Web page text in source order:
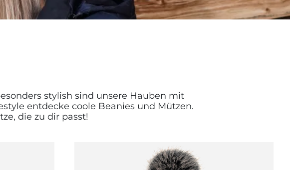
stylish sind unsere Hauben mit
entdecke coole Beanies und Mützen.
die zu dir passt!